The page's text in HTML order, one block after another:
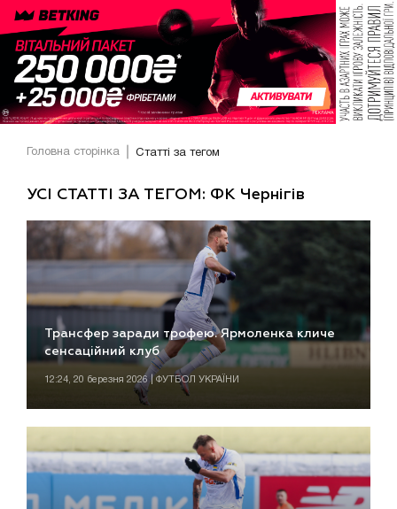
Головна сторінка Статті за тегом
УСІ СТАТТІ ЗА ТЕГОМ: ФК Чернігів
Трансфер заради трофею. Ярмоленка кличе
сенсаційний клуб
12:24, 20 березня 2026 | ФУТБОЛ УКРАЇНИ